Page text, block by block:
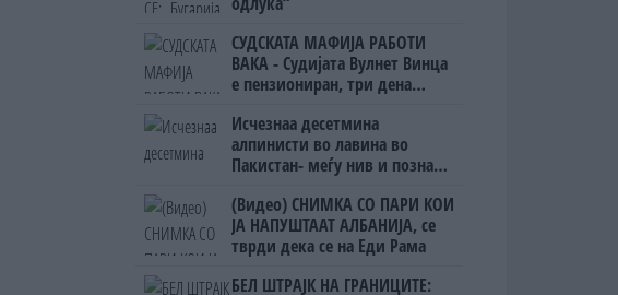
СУДСКАТА МАФИЈА РАБОТИ
ВАКА - Судијата Вулнет Винца
е пензиониран, три дена
на бизнисменот Марковски
Исчезнаа десетмина
алпинисти во лавина во
Пакистан- меѓу нив и познат
(Видео) СНИМКА СО ПАРИ КОИ
ЈА НАПУШТААТ АЛБАНИЈА, се
тврди дека се на Еди Рама
БЕЛ ШТРАЈК НА ГРАНИЦИТЕ: